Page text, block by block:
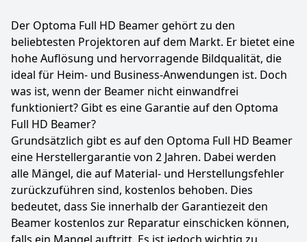
Der Optoma Full HD Beamer gehört zu den
beliebtesten Projektoren auf dem Markt. Er bietet eine
hohe Auflösung und hervorragende Bildqualität, die
ideal für Heim- und Business-Anwendungen ist. Doch
was ist, wenn der Beamer nicht einwandfrei
funktioniert? Gibt es eine Garantie auf den Optoma
Full HD Beamer?
Grundsätzlich gibt es auf den Optoma Full HD Beamer
eine Herstellergarantie von 2 Jahren. Dabei werden
alle Mängel, die auf Material- und Herstellungsfehler
zurückzuführen sind, kostenlos behoben. Dies
bedeutet, dass Sie innerhalb der Garantiezeit den
Beamer kostenlos zur Reparatur einschicken können,